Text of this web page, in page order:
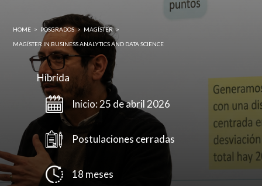
HOME > POSGRADOS > MAGÍSTER >
MAGÍSTER IN BUSINESS ANALYTICS AND DATA SCIENCE
Híbrida
Inicio: 25 de abril 2026
Postulaciones cerradas
18 meses